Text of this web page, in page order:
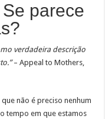
parece
verdadeira descrição
– Appeal to Mothers,
não é preciso nenhum
tempo em que estamos